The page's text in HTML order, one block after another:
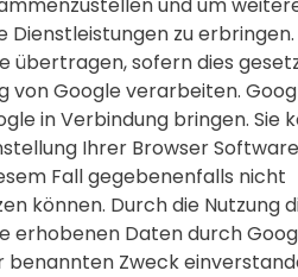
zu
übertragen, sofern dies
Google verarbeiten.
in Verbindung bringen. Sie
Ihrer Browser Software
Fall gegebenenfalls nicht
können. Durch die Nutzung
erhobenen Daten durch
benannten Zweck